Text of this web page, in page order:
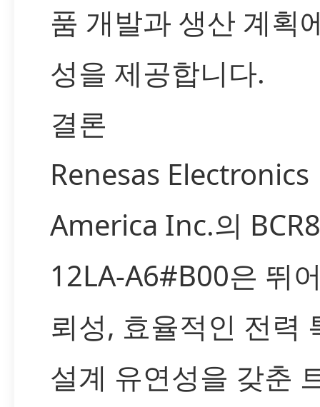
품 개발과 생산 계획
성을 제공합니다.
결론
Renesas Electronics
America Inc.의
12LA-A6#B00은 뛰
뢰성, 효율적인 전력
설계 유연성을 갖춘